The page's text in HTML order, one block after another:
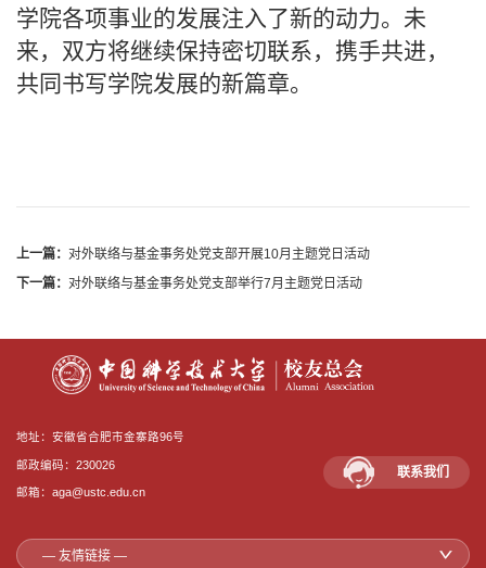
学院各项事业的发展注入了新的动力。未
来，双方将继续保持密切联系，携手共进，
共同书写学院发展的新篇章。
上一篇： 对外联络与基金事务处党支部开展10月主题党日活动
下一篇： 对外联络与基金事务处党支部举行7月主题党日活动
地址：安徽省合肥市金寨路96号
邮政编码：230026
邮箱：aga@ustc.edu.cn
联系我们
— 友情链接 —